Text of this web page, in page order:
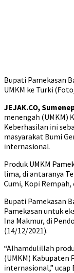
Bupati Pamekasan
UMKM ke Turki
JEJAK.CO,
menengah (UMKM)
Keberhasilan ini
masyarakat Bumi
internasional.
Produk UMKM
lima, di antaranya
Cumi, Kopi
Bupati Pamekasan
Pamekasan untuk
Ina Makmur, di
(14/12/2021).
“Alhamdulillah
(UMKM) Kabupaten
internasional,” ucap